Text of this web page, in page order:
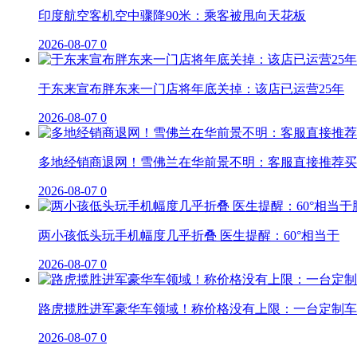
印度航空客机空中骤降90米：乘客被甩向天花板
2026-08-07 0
于东来宣布胖东来一门店将年底关掉：该店已运营25年
2026-08-07 0
多地经销商退网！雪佛兰在华前景不明：客服直接推荐
2026-08-07 0
两小孩低头玩手机幅度几乎折叠 医生提醒：60°相当于
2026-08-07 0
路虎揽胜进军豪华车领域！称价格没有上限：一台定制
2026-08-07 0